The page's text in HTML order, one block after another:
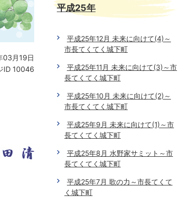
03月19日
ID 10046
平成25年
平成25年12月 未来に向けて(4)～
市長てくてく城下町
平成25年11月 未来に向けて(3)～市
長てくてく城下町
平成25年10月 未来に向けて(2)～
市長てくてく城下町
平成25年9月 未来に向けて(1)～市
長てくてく城下町
平成25年8月 水野家サミット～市
長てくてく城下町
平成25年7月 歌の力～市長てくて
く城下町